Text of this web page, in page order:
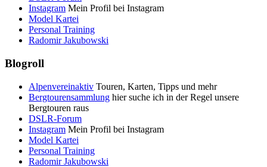
Instagram Mein Profil bei Instagram
Model Kartei
Personal Training
Radomir Jakubowski
Blogroll
Alpenvereinaktiv Touren, Karten, Tipps und mehr
Bergtourensammlung hier suche ich in der Regel unsere
Bergtouren raus
DSLR-Forum
Instagram Mein Profil bei Instagram
Model Kartei
Personal Training
Radomir Jakubowski